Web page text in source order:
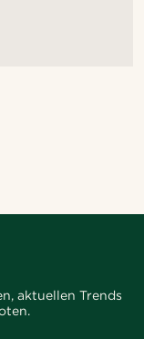
aktuellen Trends